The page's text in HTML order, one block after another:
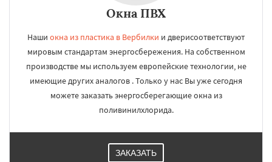
Окна ПВХ
Наши окна из пластика в Вербилки и дверисоответствуют
мировым стандартам энергосбережения. На собственном
производстве мы используем европейские технологии, не
имеющие других аналогов . Только у нас Вы уже сегодня
можете заказать энергосберегающие окна из
поливинилхлорида.
ЗАКАЗАТЬ